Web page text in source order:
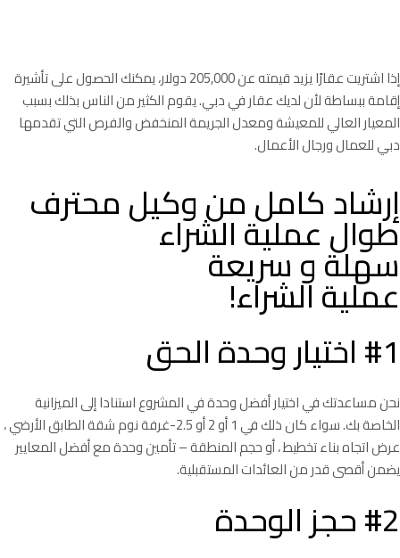
إذا اشتريت عقارًا يزيد قيمته عن 205,000 دولار، يمكنك الحصول على تأشيرة
إقامة ببساطة لأن لديك عقار في دبي. يقوم الكثير من الناس بذلك بسبب
المعيار العالي للمعيشة ومعدل الجريمة المنخفض والفرص التي تقدمها
دبي للعمال ورجال الأعمال.
إرشاد كامل من وكيل محترف
طوال عملية الشراء
سهلة و سريعة
عملية الشراء!
#1 اختيار وحدة الحق
نحن مساعدتك في اختيار أفضل وحدة في المشروع استنادا إلى الميزانية
الخاصة بك. سواء كان ذلك في 1 أو 2 أو 2.5-غرفة نوم شقة الطابق الأرضي ،
عرض اتجاه بناء تخطيط ، أو حجم المنطقة – تأمين وحدة مع أفضل المعايير
يضمن أقصى قدر من العائدات المستقبلية.
#2 حجز الوحدة